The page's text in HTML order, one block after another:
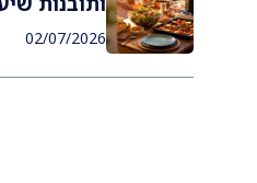
02/07/2026